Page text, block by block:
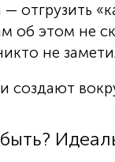
— отгрузить
об этом не
не
создают